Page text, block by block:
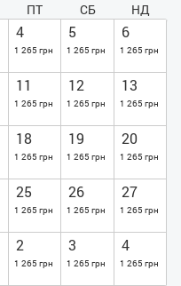
ПТ СБ НД
4
1 265 грн
5
1 265 грн
6
1 265 грн
11
1 265 грн
12
1 265 грн
13
1 265 грн
18
1 265 грн
19
1 265 грн
20
1 265 грн
25
1 265 грн
26
1 265 грн
27
1 265 грн
2
1 265 грн
3
1 265 грн
4
1 265 грн